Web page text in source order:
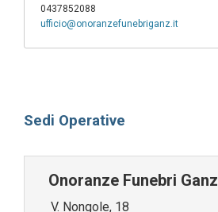
0437852088
ufficio@onoranzefunebriganz.it
Sedi Operative
Onoranze Funebri Ganz
V. Nongole, 18